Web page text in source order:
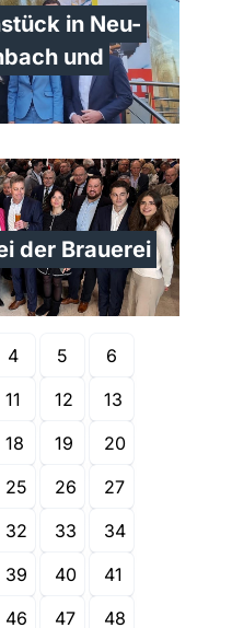
in Neu-
und
der Brauerei
4 5
6
11 12
13
18 19
20
25 26
27
32 33
34
39 40
41
46 47
48